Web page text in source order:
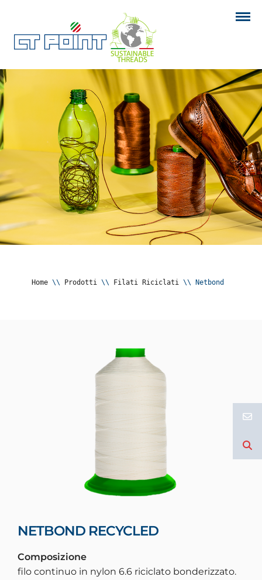
Home \\ Prodotti \\ Filati Riciclati \\ Netbond
NETBOND RECYCLED
Composizione
filo continuo in nylon 6.6 riciclato bonderizzato.